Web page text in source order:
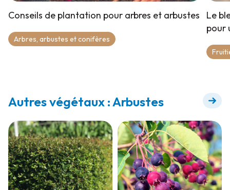
Conseils de plantation pour arbres et arbustes
Arbres, arbustes et conifères
Le
pour
Autres végétaux : Arbustes